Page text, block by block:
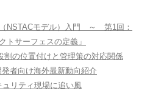
NSTACモデル）入門 ～ 第1回：
トサーフェスの定義」
割の位置付けと管理策の対応関係
者向け海外最新動向紹介
リティ現場に追い風